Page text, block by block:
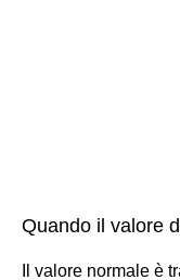
Quando il valore
Il valore normale è